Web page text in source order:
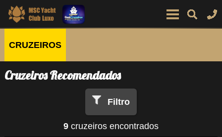
CRUZEIROS
Cruzeiros Recomendados
Filtro
9 cruzeiros encontrados